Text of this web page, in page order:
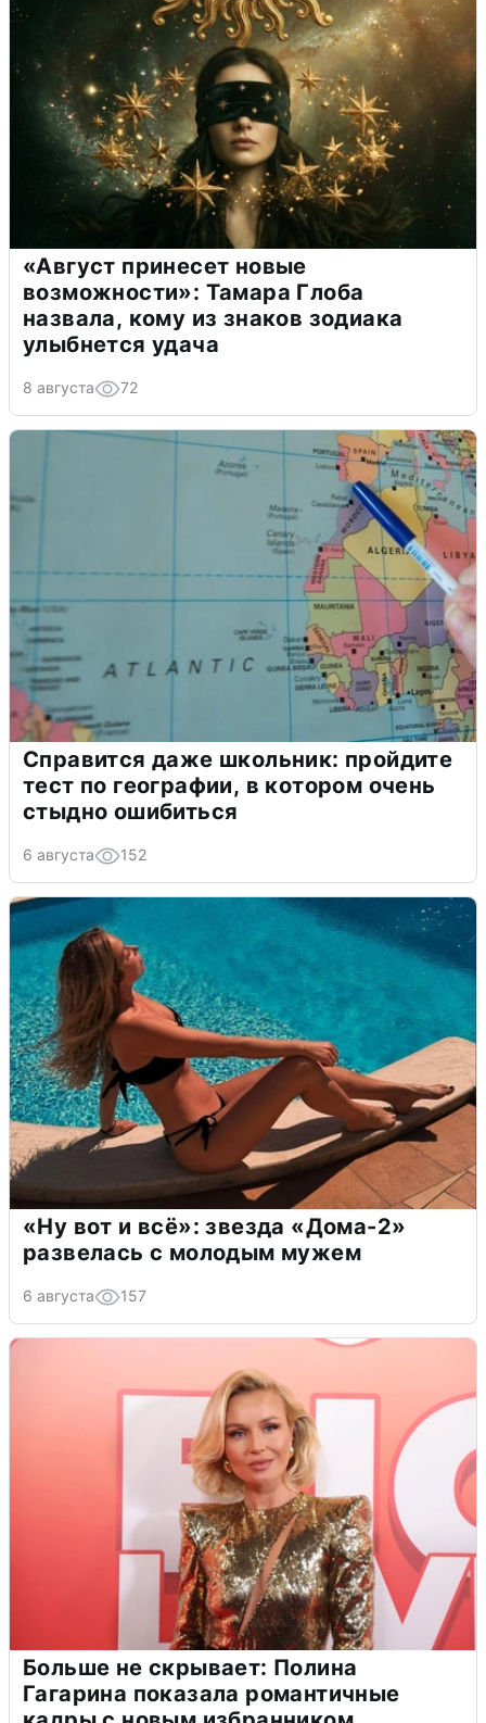
«Август принесет новые
возможности»: Тамара Глоба
назвала, кому из знаков зодиака
улыбнется удача
8 августа 72
Справится даже школьник: пройдите
тест по географии, в котором очень
стыдно ошибиться
6 августа 152
«Ну вот и всё»: звезда «Дома-2»
развелась с молодым мужем
6 августа 157
Больше не скрывает: Полина
Гагарина показала романтичные